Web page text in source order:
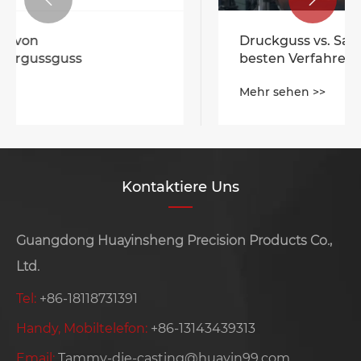
Oberflächenbeschaffenheit beim
Kontaktiere Uns
Guangdong Huayinsheng Precision Products Co.,
Ltd.
Tel: +86-18118731391
Handy, Mobiltelefon: +86-13143439313